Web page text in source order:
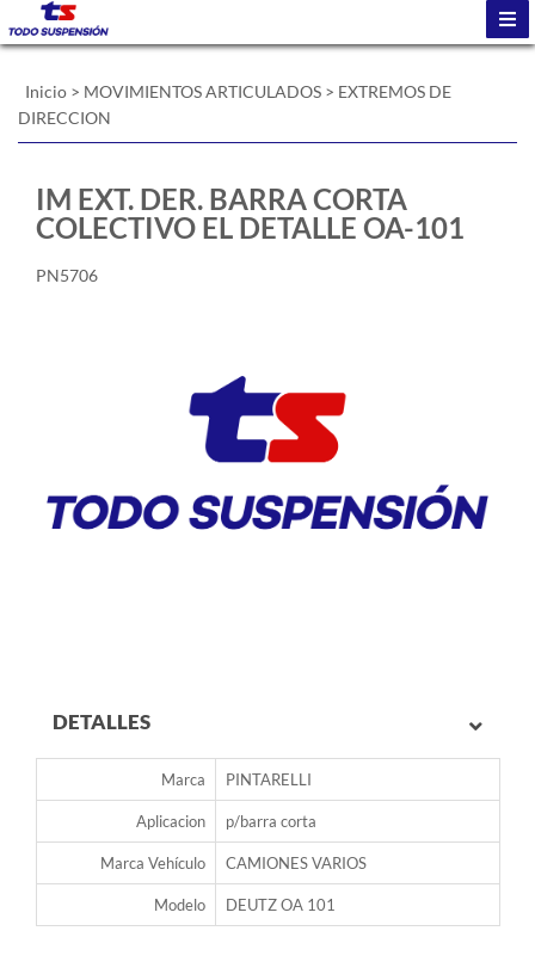
Inicio > MOVIMIENTOS ARTICULADOS > EXTREMOS DE
DIRECCION
IM EXT. DER. BARRA CORTA
COLECTIVO EL DETALLE OA-101
PN5706
DETALLES
Marca PINTARELLI
Aplicacion p/barra corta
Marca Vehículo CAMIONES VARIOS
Modelo DEUTZ OA 101